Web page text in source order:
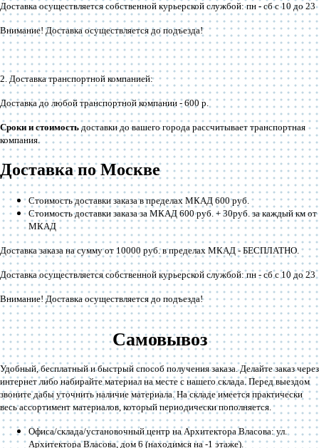
Доставка осуществляется собственной курьерской службой: пн - сб с 10 до 23
Внимание! Доставка осуществляется до подъезда!
2. Доставка транспортной компанией:
Доставка до любой транспортной компании -600 р.
Сроки и стоимостьдоставки до вашего города рассчитывает транспортная
компания.
Доставка по Москве
Стоимость доставки заказа в пределах МКАД 600 руб.
Стоимость доставки заказа за МКАД 600 руб. + 30руб. за каждый км от
МКАД
Доставка заказа на сумму от 10000 руб. в пределах МКАД - БЕСПЛАТНО.
Доставка осуществляется собственной курьерской службой: пн - сб с 10 до 23
Внимание! Доставка осуществляется до подъезда!
Самовывоз
Удобный, бесплатный и быстрый способ получения заказа. Делайте заказ через
интернет либо набирайте материал на месте с нашего склада. Перед выездом
звоните дабы уточнить наличие материала. На складе имеется практически
весь ассортимент материалов, который периодически пополняется.
Офиса/склада/установочный центр на Архитектора Власова: ул.
Архитектора Власова, дом 6 (находимся на -1 этаже).